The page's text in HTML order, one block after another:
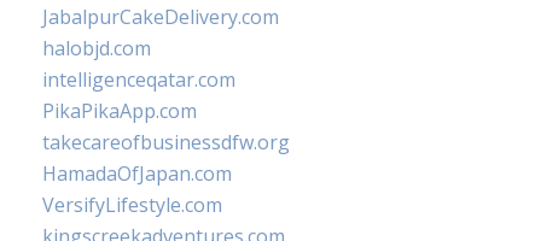
JabalpurCakeDelivery.com
halobjd.com
intelligenceqatar.com
PikaPikaApp.com
takecareofbusinessdfw.org
HamadaOfJapan.com
VersifyLifestyle.com